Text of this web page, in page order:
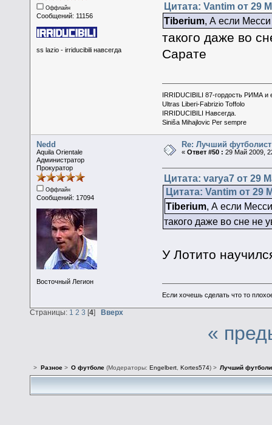
Оффлайн
Сообщений: 11156
ss lazio - irriducibili навсегда
Цитата: Vantim от 29
Tiberium, А если Месси
такого даже во
Сарате
IRRIDUCIBILI 87-гордость РИМА и
Ultras Liberi-Fabrizio Toffolo
IRRIDUCIBILI Навсегда.
Siniša Mihajlovic Per sempre
Nedd
Aquila Orientale
Администратор
Прокуратор
Оффлайн
Сообщений: 17094
Восточный Легион
Re: Лучший футболист
«Ответ #50 : 29 Май 2009,
Цитата: varya7 от 29
Цитата: Vantim от 29
Tiberium, А если
такого даже во сне не
У Лотито
Если хочешь сделать что то
Страницы: 1 2 3 [4] Вверх
«
> Разное> О футболе(Модераторы: Engelbert, Kortes574) > Лучший